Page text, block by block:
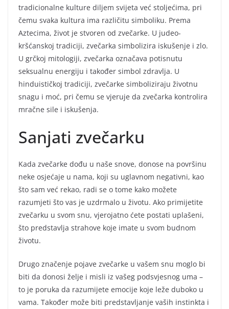
tradicionalne kulture diljem svijeta već stoljećima, pri
čemu svaka kultura ima različitu simboliku. Prema
Aztecima, život je stvoren od zvečarke. U judeo-
kršćanskoj tradiciji, zvečarka simbolizira iskušenje i zlo.
U grčkoj mitologiji, zvečarka označava potisnutu
seksualnu energiju i također simbol zdravlja. U
hinduističkoj tradiciji, zvečarke simboliziraju životnu
snagu i moć, pri čemu se vjeruje da zvečarka kontrolira
mračne sile i iskušenja.
Sanjati zvečarku
Kada zvečarke dođu u naše snove, donose na površinu
neke osjećaje u nama, koji su uglavnom negativni, kao
što sam već rekao, radi se o tome kako možete
razumjeti što vas je uzdrmalo u životu. Ako primijetite
zvečarku u svom snu, vjerojatno ćete postati uplašeni,
što predstavlja strahove koje imate u svom budnom
životu.
Drugo značenje pojave zvečarke u vašem snu moglo bi
biti da donosi želje i misli iz vašeg podsvjesnog uma –
to je poruka da razumijete emocije koje leže duboko u
vama. Također može biti predstavljanje vaših instinkta i